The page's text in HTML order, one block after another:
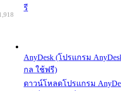
รี
AnyDesk (โปรแกรม
กล ใช้ฟรี)
ดาวน์โหลดโปรแกรม